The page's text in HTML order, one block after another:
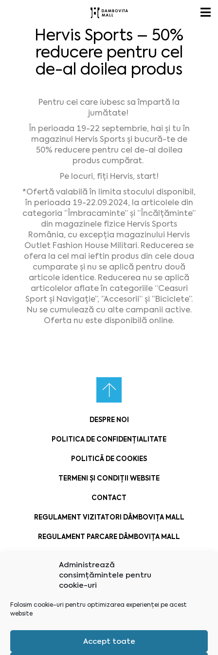
Administrează
consimțămintele pentru
cookie-uri
Folosim cookie-uri pentru optimizarea experienței pe acest
website
Accept toate
Hervis Sports – 50%
reducere pentru cel
de-al doilea produs
Pentru cei care iubesc sa împartă la
jumătate!
În perioada 19-22 septembrie, hai și tu în
magazinul Hervis Sports și bucură-te de
50% reducere pentru cel de-al doilea
produs cumpărat.
Pe locuri, fiți Hervis, start!
*Ofertă valabilă în limita stocului disponibil,
în perioada 19-22.09.2024, la articolele din
categoria ”Îmbracaminte” și ”Încălțăminte”
din magazinele fizice Hervis Sports
România, cu excepția magazinului Hervis
Outlet Fashion House Militari. Reducerea se
ofera la cel mai ieftin produs din cele doua
cumparate și nu se aplică pentru două
articole identice. Reducerea nu se aplică
articolelor aflate în categoriile “Ceasuri
Sport și Navigație”, ”Accesorii” și ”Biciclete”.
Nu se cumulează cu alte campanii active.
Oferta nu este disponibilă online.
DESPRE NOI
POLITICA DE CONFIDENȚIALITATE
POLITICĂ DE COOKIES
TERMENI ȘI CONDIȚII WEBSITE
CONTACT
REGULAMENT VIZITATORI DÂMBOVIȚA MALL
REGULAMENT PARCARE DÂMBOVIȚA MALL